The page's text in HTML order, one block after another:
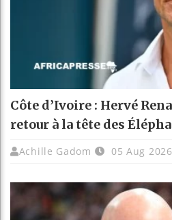
Côte d’Ivoire : Hervé
retour à la tête des
Achille Gadom 05 Aug 2026